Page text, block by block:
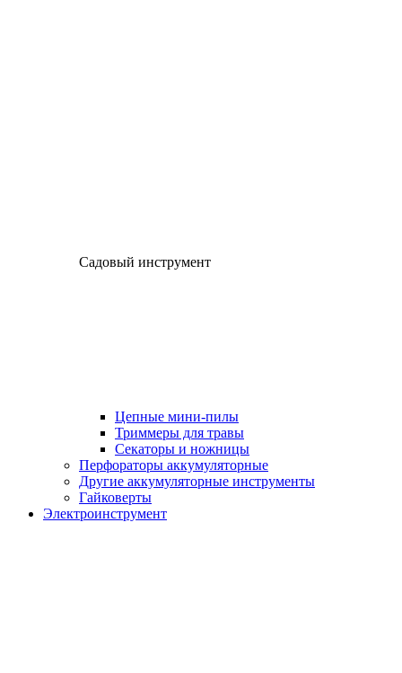
Садовый инструмент
Цепные мини-пилы
Триммеры для травы
Секаторы и ножницы
Перфораторы аккумуляторные
Другие аккумуляторные инструменты
Гайковерты
Электроинструмент